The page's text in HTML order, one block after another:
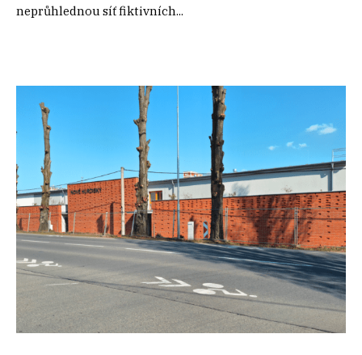
neprůhlednou síť fiktivních...